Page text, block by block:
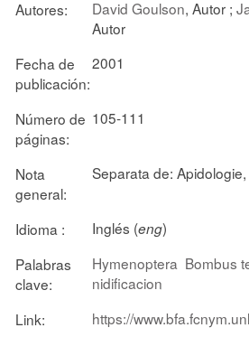
Autores: David Goulson, Autor ;
Autor
Fecha de
publicación:
2001
Número de
páginas:
105-111
Nota
general:
Separata de:
Idioma : Inglés (eng)
Palabras
clave:
Hymenoptera Bombus
nidificacion
Link:
https://